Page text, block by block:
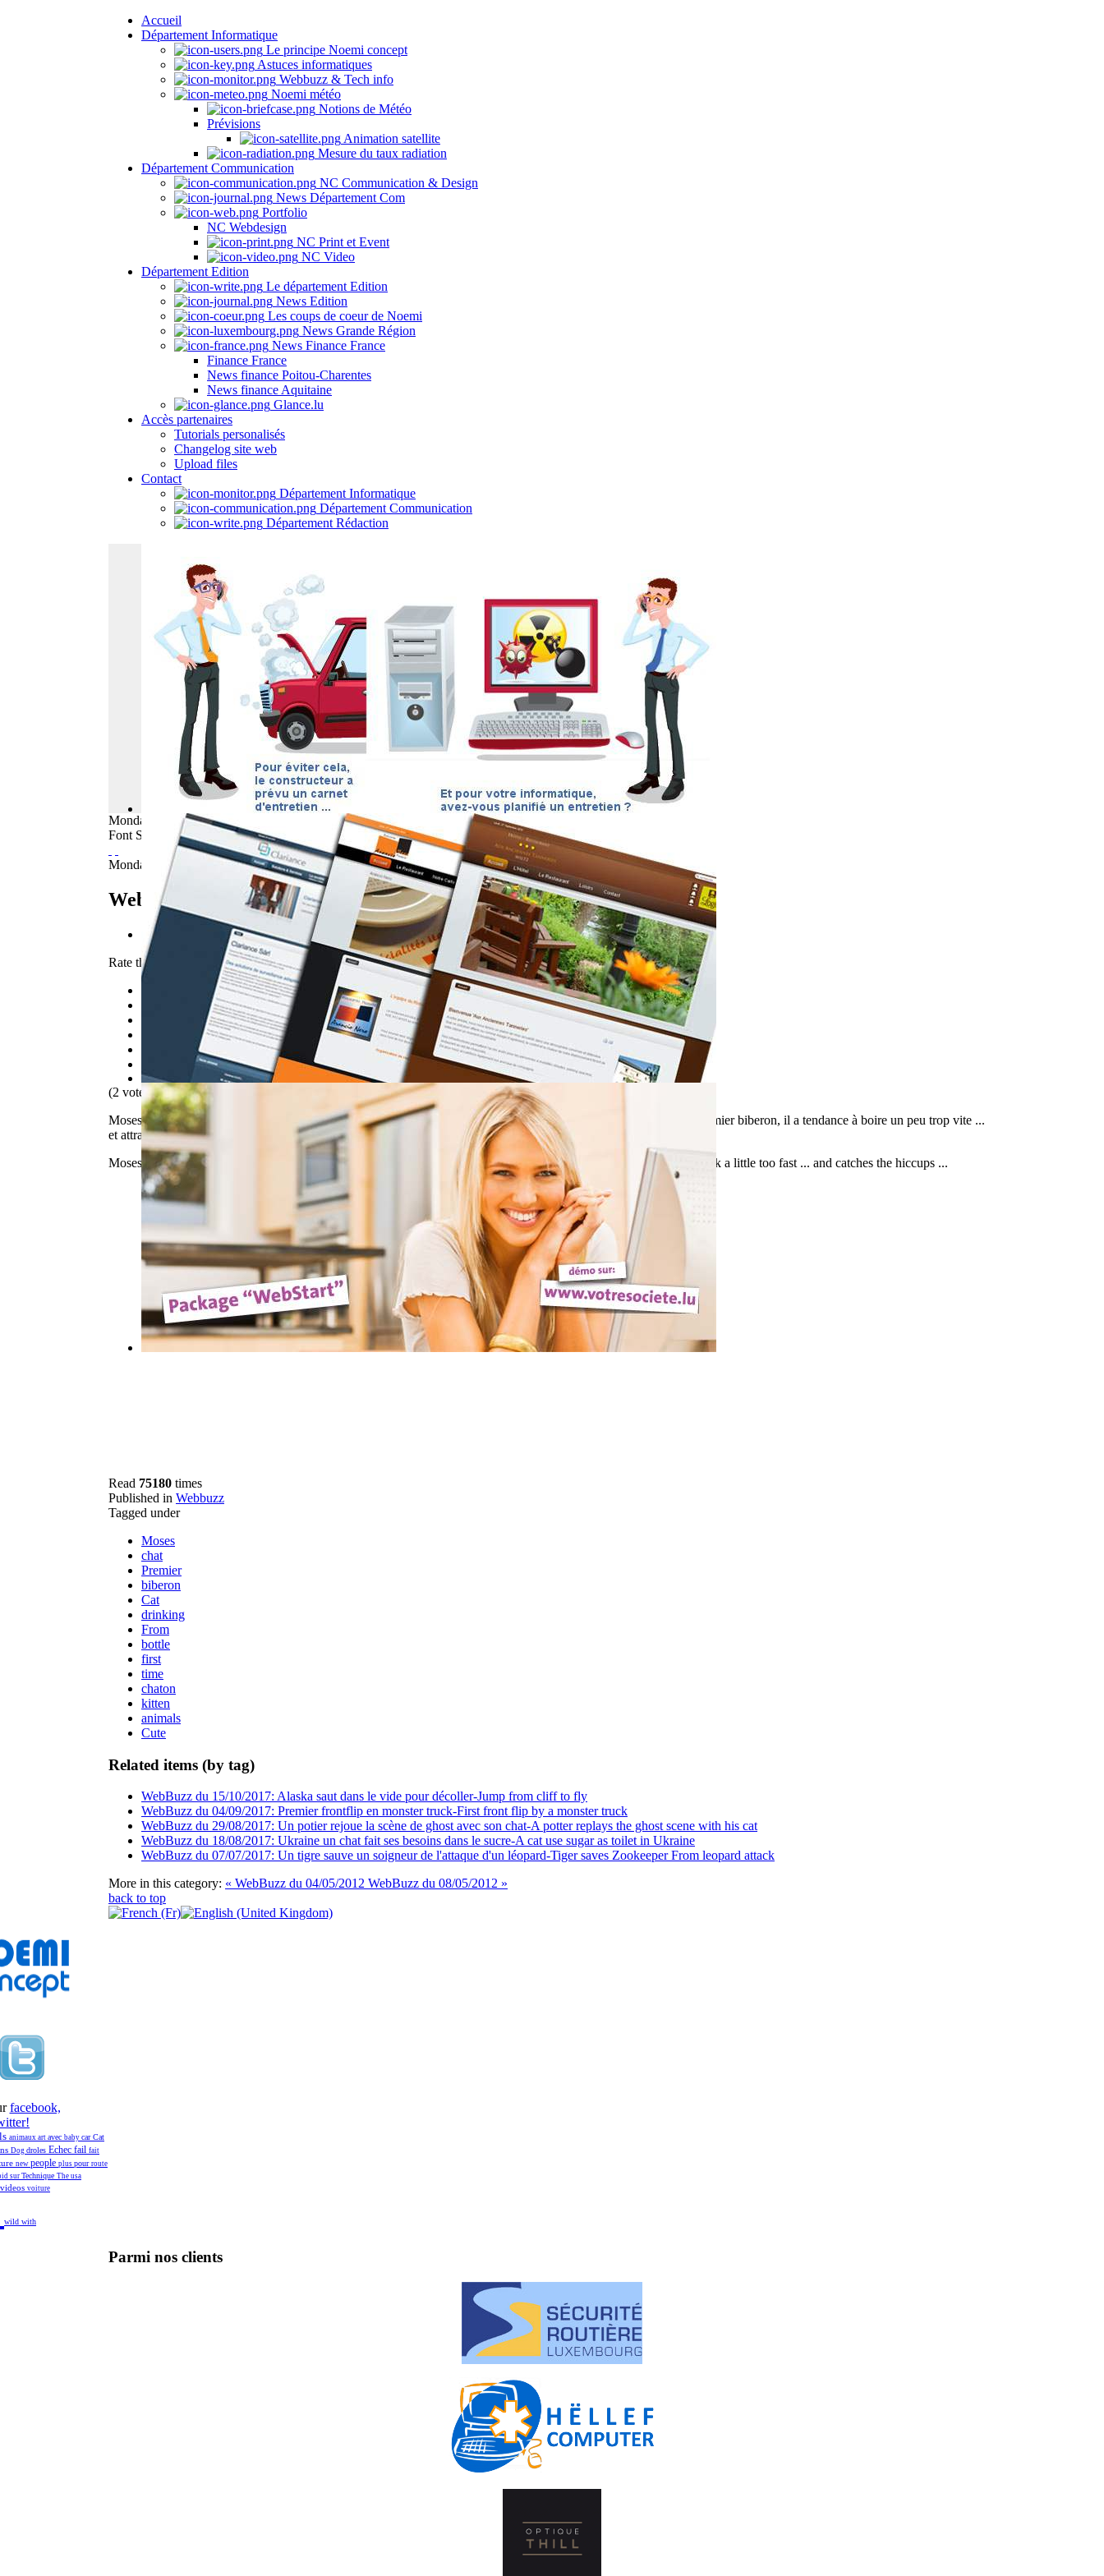
Accueil
Département Informatique
Le principe Noemi concept
Astuces informatiques
Webbuzz & Tech info
Noemi météo
Notions de Météo
Prévisions
Animation satellite
Mesure du taux radiation
Département Communication
NC Communication & Design
News Département Com
Portfolio
NC Webdesign
NC Print et Event
NC Video
Département Edition
Le département Edition
News Edition
Les coups de coeur de Noemi
News Grande Région
News Finance France
Finance France
News finance Poitou-Charentes
News finance Aquitaine
Glance.lu
Accès partenaires
Tutorials personalisés
Changelog site web
Upload files
Contact
Département Informatique
Département Communication
Département Rédaction
Monday August 2026
Font Size
Monday, 07 May 2012 06:40
WebBuzz du 07/05/2012
E-mail
Rate this item
(2 votes)
Moses le chat a été abandonné dès sa naissance mais a été immédiatemment recueilli par une famille. Lors de son premier biberon, il a tendance à boire un peu trop vite ...
et attrape le hoquet...
Moses the cat was abandoned at birth but was immediatly taken in by a family. During his first bottle, he tends to drink a little too fast ... and catches the hiccups ...
Read 75180 times
Published in Webbuzz
Tagged under
Moses
chat
Premier
biberon
Cat
drinking
From
bottle
first
time
chaton
kitten
animals
Cute
Related items (by tag)
WebBuzz du 15/10/2017: Alaska saut dans le vide pour décoller-Jump from cliff to fly
WebBuzz du 04/09/2017: Premier frontflip en monster truck-First front flip by a monster truck
WebBuzz du 29/08/2017: Un potier rejoue la scène de ghost avec son chat-A potter replays the ghost scene with his cat
WebBuzz du 18/08/2017: Ukraine un chat fait ses besoins dans le sucre-A cat use sugar as toilet in Ukraine
WebBuzz du 07/07/2017: Un tigre sauve un soigneur de l'attaque d'un léopard-Tiger saves Zookeeper From leopard attack
More in this category: « WebBuzz du 04/05/2012 WebBuzz du 08/05/2012 »
back to top
facebook,
animaux art avec baby carCat
Dog droles Echec fail fait
new people plus pour route
sur Technique The usa
videos voiture
wild with
Parmi nos clients